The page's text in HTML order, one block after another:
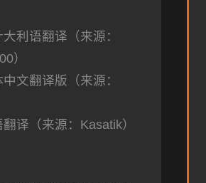
利语翻译（来源：
）
文翻译版（来源：
译（来源：Kasatik）